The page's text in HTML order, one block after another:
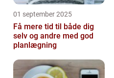
01 september 2025
Få mere tid til både dig
selv og andre med god
planlægning